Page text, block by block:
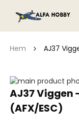
Hem AJ37
AJ37 Viggen
(AFX/ESC)
Hoppa
till
slutet
av
Hoppa
till
början